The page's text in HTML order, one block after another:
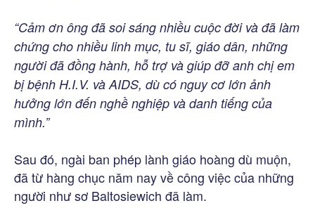
“Cảm ơn ông đã soi sáng nhiều cuộc đời và đã làm
chứng cho nhiều linh mục, tu sĩ, giáo dân, những
người đã đồng hành, hỗ trợ và giúp đỡ anh chị em
bị bệnh H.I.V. và AIDS, dù có nguy cơ lớn ảnh
hưởng lớn đến nghề nghiệp và danh tiếng của
mình.”
Sau đó, ngài ban phép lành giáo hoàng dù muộn,
đã từ hàng chục năm nay về công việc của những
người như sơ Baltosiewich đã làm.